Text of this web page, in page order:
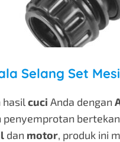
hasilcuci Anda dengan
dan motor, produk ini